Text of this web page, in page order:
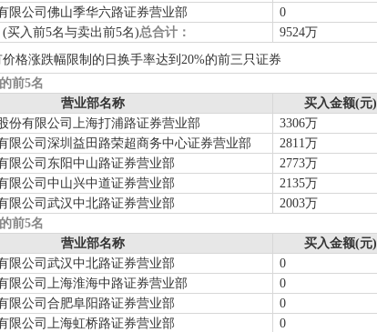
限公司佛山季华六路证券营业部
0
(买入前5名与卖出前5名)总合计： 9524万
价格涨跌幅限制的日换手率达到20%的前三只证券
前5名
营业部名称
买入金额(元)
份有限公司上海打浦路证券营业部
3306万
限公司深圳益田路荣超商务中心证券营业部
2811万
限公司东阳中山路证券营业部
2773万
限公司中山兴中道证券营业部
2135万
限公司武汉中北路证券营业部
2003万
前5名
营业部名称
买入金额(元)
限公司武汉中北路证券营业部
0
限公司上海淮海中路证券营业部
0
限公司合肥阜阳路证券营业部
0
限公司上海虹桥路证券营业部
0